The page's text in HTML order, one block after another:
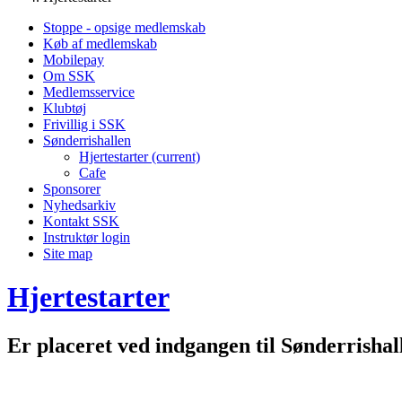
Stoppe - opsige medlemskab
Køb af medlemskab
Mobilepay
Om SSK
Medlemsservice
Klubtøj
Frivillig i SSK
Sønderrishallen
Hjertestarter(current)
Cafe
Sponsorer
Nyhedsarkiv
Kontakt SSK
Instruktør login
Site map
Hjertestarter
Er placeret ved indgangen til